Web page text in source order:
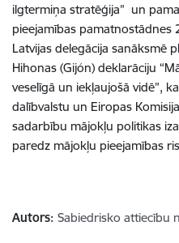
ilgtermiņa stratēģija” un
pieejamības pamatnostādnes
Latvijas delegācija sanāksmē
Hihonas (Gijón) deklarāciju
veselīgā un iekļaujošā vidē”,
dalībvalstu un Eiropas
sadarbību mājokļu politikas
paredz mājokļu pieejamības
Autors: Sabiedrisko attiecību